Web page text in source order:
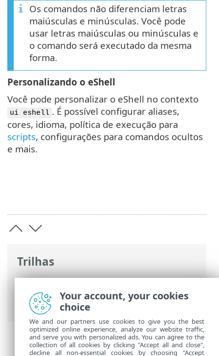
Trilhas
Ajuda on-line ESET>ESET Server Security
Usando o ESET Server Security>
Ferramentas> ESET Shell
Os comandos não diferenciam letras
maiúsculas e minúsculas. Você pode
usar letras maiúsculas ou minúsculas e
o comando será executado da mesma
forma.
Personalizando o eShell
Você pode personalizar o eShell no contexto
ui eshell . É possível configurar aliases,
cores, idioma, política de execução para
scripts, configurações para comandos ocultos
e mais.
Your account, your cookies
choice
We and our partners use cookies to give you the best
optimized online experience, analyze our website traffic,
and serve you with personalized ads. You can agree to the
collection of all cookies by clicking "Accept all and close",
decline all non-essential cookies by choosing "Accept